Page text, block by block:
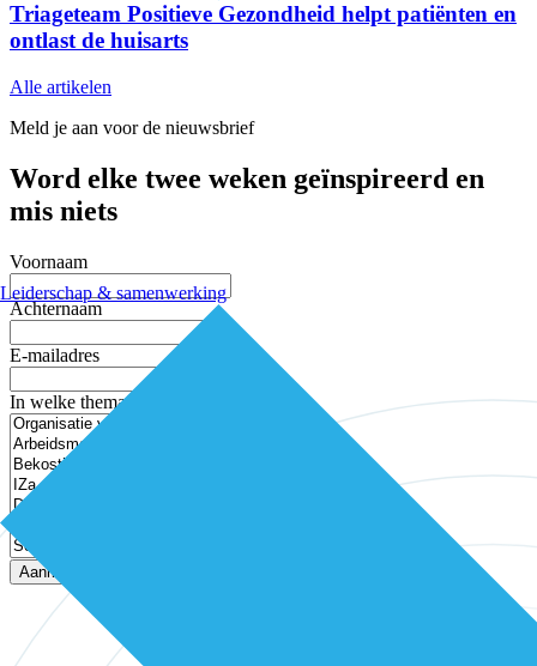
Leiderschap & samenwerking
Triageteam Positieve Gezondheid helpt patiënten en
ontlast de huisarts
Alle artikelen
Meld je aan voor de nieuwsbrief
Word elke twee weken geïnspireerd en
mis niets
Voornaam
Achternaam
E-mailadres
In welke thema’s ben je geïnteresseerd?
Aanmelden